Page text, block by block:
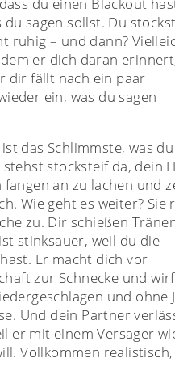
sagen sollst. Du
ruhig – und dann?
er dich daran
dir fällt nach ein paar
ein, was du sagen
das Schlimmste, was
stocksteif da, dein
an zu lachen und
Wie geht es weiter? Sie
zu. Dir schießen
stinksauer, weil du die
Er macht dich vor
zur Schnecke und
und ohne
Und dein Partner
er mit einem Versager
Vollkommen realistisch,